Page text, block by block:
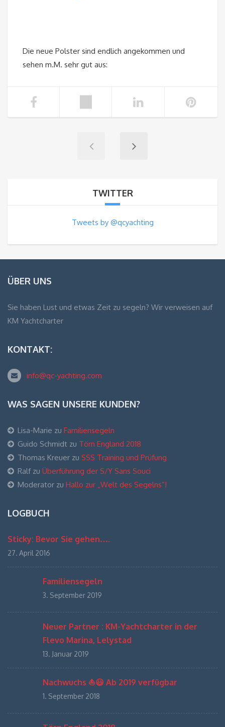
Die neue Polster sind endlich angekommen und
sehen m.M. sehr gut aus:
TWITTER
Tweets by @qcyachting
ÜBER UNS
Sie haben Lust und etwas Zeit zu segeln? Wir verweisen auf
KM Yachtcharter
KONTAKT:
info@qc-yachting.com
WAS SAGEN UNSERE KUNDEN?
Lisa-Marie zu Familiensegeln
Guido Schmidt zu Törn England 2018
Thomas Kreuer zu SSS Training und Prüfung
Ralfzu Überführung der S/Y Sans Souci
Moderator zu Hallo zur „Welt des Segelns“!
LOGBUCH
Sticky: Bevor Sie gehen….
27. April 2016
Familiensegeln
3. September 2019
Neuer Partner : KM-Yachtcharter in der
Flevo Marina, Lelystad
13. Januar 2019
Nachwuchs ⛵️😃 Ab 2019 verfügbar
1. September 2018